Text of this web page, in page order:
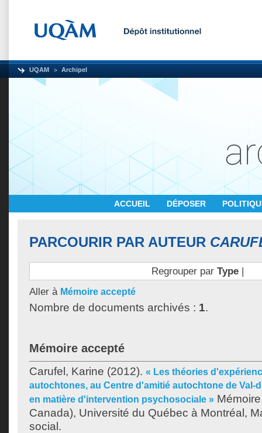
UQAM Archipel
ACCUEIL DÉPOSER
PARCOURIR PAR AUTEUR
Regrouper par Type|
Aller à Mémoire accepté
Nombre de documents archivés : 1.
Mémoire accepté
Carufel, Karine (2012). « Les théories
autochtones, au Centre d'amitié autochtone de Val-
en matière d'intervention psychosociale »
Canada), Université du Québec à Montréal,
social.